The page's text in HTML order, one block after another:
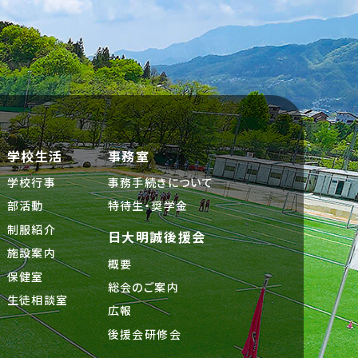
学校生活
学校行事
部活動
制服紹介
施設案内
保健室
生徒相談室
事務室
事務手続きについて
特待生・奨学金
日大明誠後援会
概要
総会のご案内
広報
後援会研修会